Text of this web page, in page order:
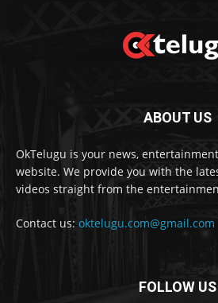
ABOUT US
OkTelugu is your news,
website. We provide you with the
videos straight from the
Contact us: oktelugu.com@gmail.com
FOLLOW US